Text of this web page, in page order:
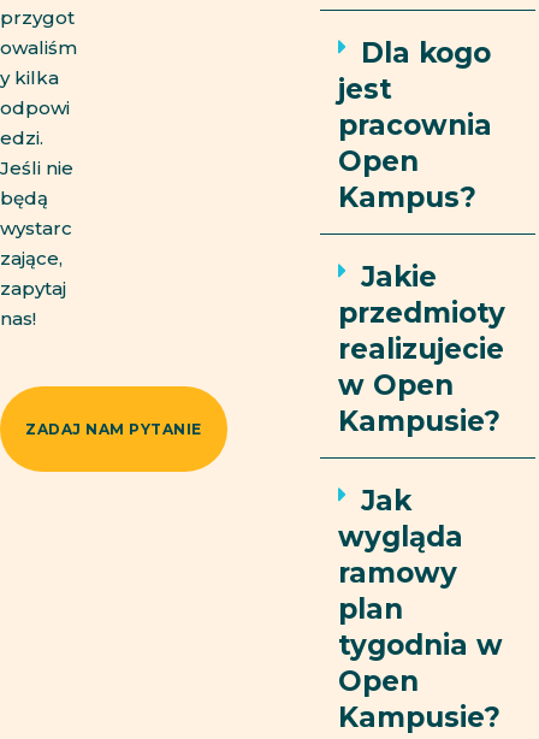
przygot
owaliśm
y kilka
odpowi
edzi.
Jeśli nie
będą
wystarc
zające,
zapytaj
nas!
ZADAJ NAM PYTANIE
Dla kogo
jest
pracownia
Open
Kampus?
Jakie
przedmioty
realizujecie
w Open
Kampusie?
Jak
wygląda
ramowy
plan
tygodnia w
Open
Kampusie?